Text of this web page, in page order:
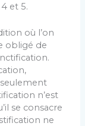
et 5.
où l’on
obligé de
n’est
se consacre
ne